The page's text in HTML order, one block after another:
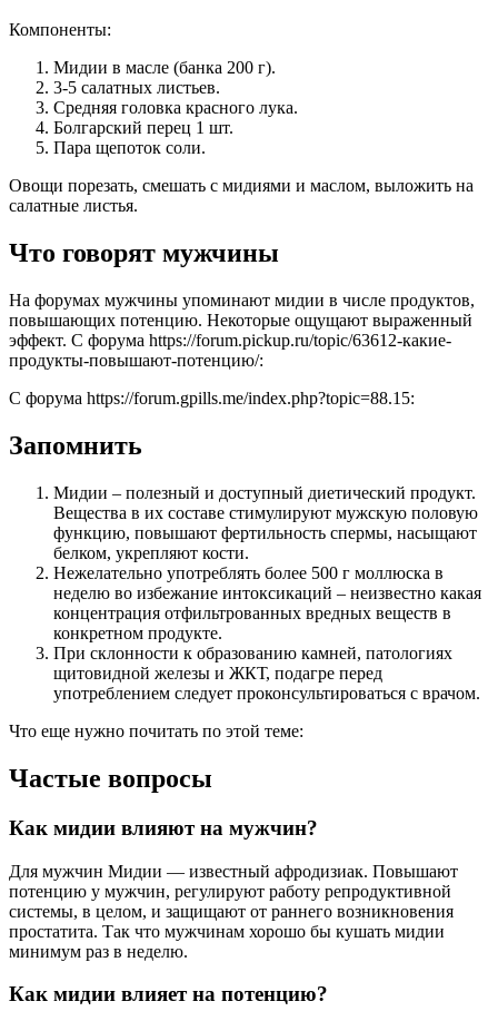
Компоненты:
Мидии в масле (банка 200 г).
3-5 салатных листьев.
Средняя головка красного лука.
Болгарский перец 1 шт.
Пара щепоток соли.
Овощи порезать, смешать с мидиями и маслом, выложить на
салатные листья.
Что говорят мужчины
На форумах мужчины упоминают мидии в числе продуктов,
повышающих потенцию. Некоторые ощущают выраженный
эффект. С форума https://forum.pickup.ru/topic/63612-какие-
продукты-повышают-потенцию/:
С форума https://forum.gpills.me/index.php?topic=88.15:
Запомнить
Мидии – полезный и доступный диетический продукт.
Вещества в их составе стимулируют мужскую половую
функцию, повышают фертильность спермы, насыщают
белком, укрепляют кости.
Нежелательно употреблять более 500 г моллюска в
неделю во избежание интоксикаций – неизвестно какая
концентрация отфильтрованных вредных веществ в
конкретном продукте.
При склонности к образованию камней, патологиях
щитовидной железы и ЖКТ, подагре перед
употреблением следует проконсультироваться с врачом.
Что еще нужно почитать по этой теме:
Частые вопросы
Как мидии влияют на мужчин?
Для мужчин Мидии — известный афродизиак. Повышают
потенцию у мужчин, регулируют работу репродуктивной
системы, в целом, и защищают от раннего возникновения
простатита. Так что мужчинам хорошо бы кушать мидии
минимум раз в неделю.
Как мидии влияет на потенцию?